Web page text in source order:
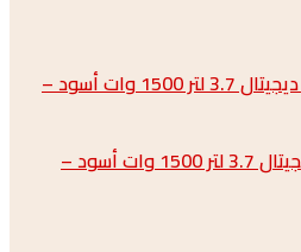
قلاية هوائية بلاك اند ديكر ديجيتال 3.7 لتر 1500 وات أسود –